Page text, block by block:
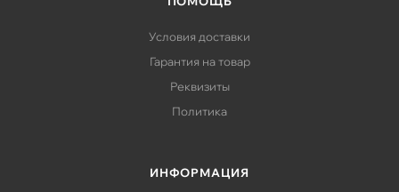
Условия доставки
Гарантия на товар
Реквизиты
Политика
ИНФОРМАЦИЯ